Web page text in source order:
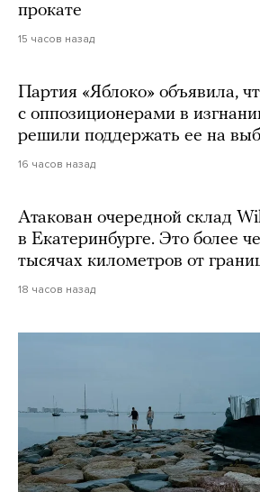
прокате
15 часов назад
Партия «Яблоко» объявила,
с оппозиционерами в
решили поддержать ее на
16 часов назад
Атакован очередной склад
в Екатеринбурге. Это более
тысячах километров от
18 часов назад